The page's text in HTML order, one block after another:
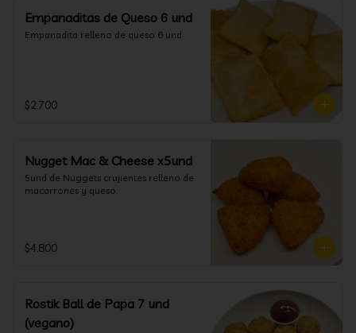
Empanaditas de Queso 6 und
Empanadita relleno de queso 6 und
$2.700
Nugget Mac & Cheese x5und
5und de Nuggets crujientes relleno de
macarrones y queso.
$4.800
Rostik Ball de Papa 7 und
(vegano)